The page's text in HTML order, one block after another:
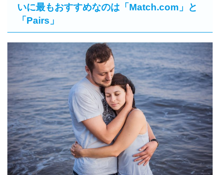
いに最もおすすめなのは「Match.com」と
「Pairs」